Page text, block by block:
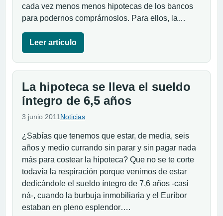
cada vez menos menos hipotecas de los bancos
para podernos comprárnoslos. Para ellos, la…
Leer artículo
La hipoteca se lleva el sueldo
íntegro de 6,5 años
3 junio 2011 Noticias
¿Sabías que tenemos que estar, de media, seis
años y medio currando sin parar y sin pagar nada
más para costear la hipoteca? Que no se te corte
todavía la respiración porque venimos de estar
dedicándole el sueldo íntegro de 7,6 años -casi
ná-, cuando la burbuja inmobiliaria y el Euríbor
estaban en pleno esplendor….